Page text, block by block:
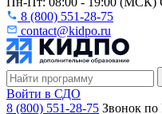
8 (800) 551-28-75
contact@kidpo.ru
Войти в СДО
8 (800) 551-28-75 Звонок по